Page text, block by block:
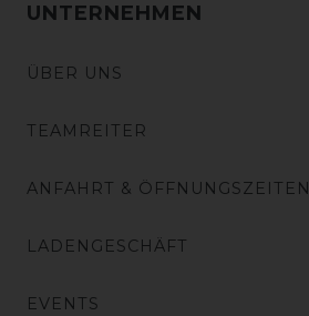
UNTERNEHMEN
ÜBER UNS
TEAMREITER
ANFAHRT & ÖFFNUNGSZEITEN
LADENGESCHÄFT
EVENTS